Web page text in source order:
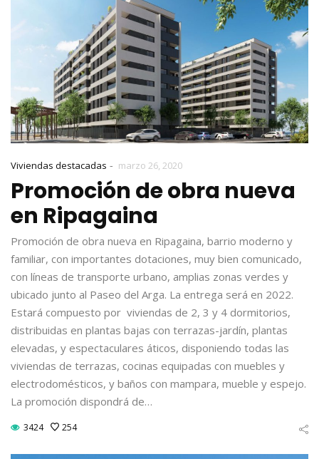
Viviendas destacadas - marzo 26, 2020
Promoción de obra nueva
en Ripagaina
Promoción de obra nueva en Ripagaina, barrio moderno y
familiar, con importantes dotaciones, muy bien comunicado,
con líneas de transporte urbano, amplias zonas verdes y
ubicado junto al Paseo del Arga. La entrega será en 2022.
Estará compuesto por viviendas de 2, 3 y 4 dormitorios,
distribuidas en plantas bajas con terrazas-jardín, plantas
elevadas, y espectaculares áticos, disponiendo todas las
viviendas de terrazas, cocinas equipadas con muebles y
electrodomésticos, y baños con mampara, mueble y espejo.
La promoción dispondrá de…
3424 254